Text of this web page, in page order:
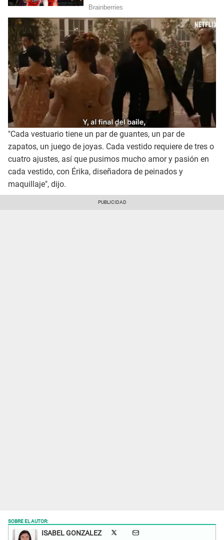
"Cada vestuario tiene un par de guantes, un par de
zapatos, un juego de joyas. Cada vestido requiere de tres o
cuatro ajustes, así que pusimos mucho amor y pasión en
cada vestido, con Érika, diseñadora de peinados y
maquillaje", dijo.
SOBRE EL AUTOR:
ISABEL GONZALEZ